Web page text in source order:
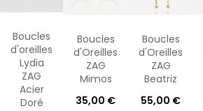
Boucles
d'oreilles
Lydia
ZAG
Acier
Doré
Boucles
d'Oreilles
ZAG
Mimos
35,00 €
Boucles
d'Oreilles
ZAG
Beatriz
55,00 €